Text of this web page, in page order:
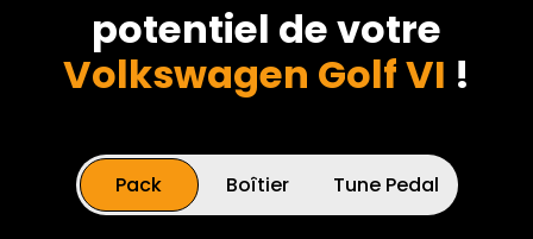
potentiel de votre
Volkswagen Golf VI !
Pack Boîtier Tune Pedal